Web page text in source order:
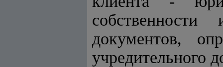
документов,
учредительного